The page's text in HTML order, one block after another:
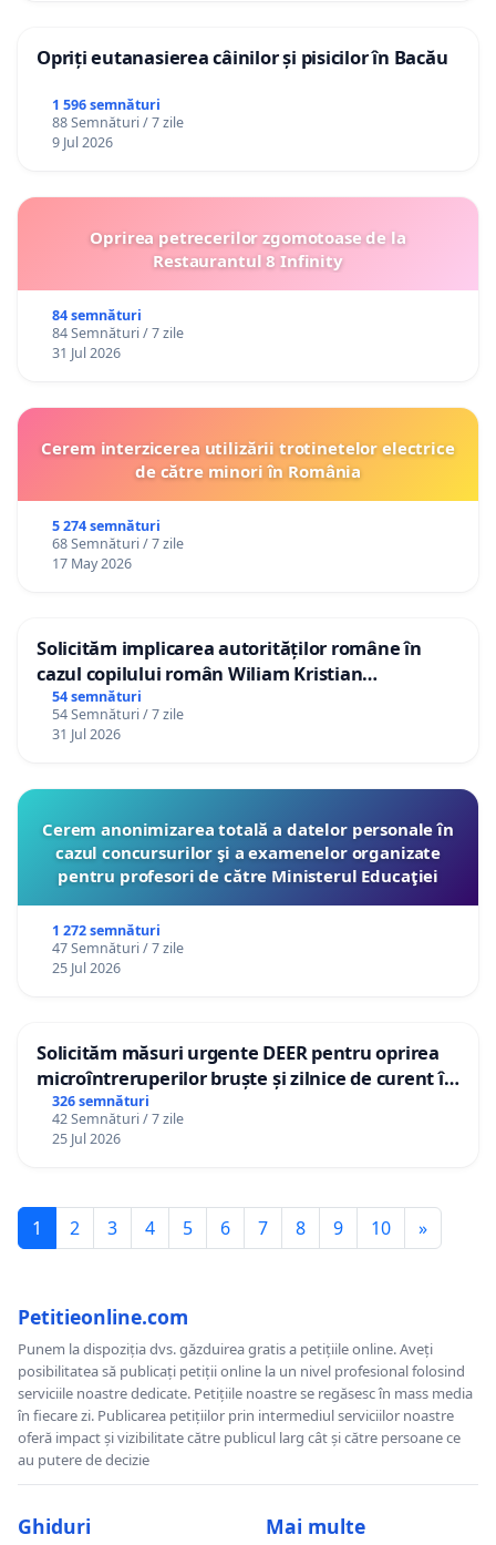
Opriți eutanasierea câinilor și pisicilor în Bacău
1 596 semnături
88 Semnături / 7 zile
9 Jul 2026
Oprirea petrecerilor zgomotoase de la
Restaurantul 8 Infinity
84 semnături
84 Semnături / 7 zile
31 Jul 2026
Cerem interzicerea utilizării trotinetelor electrice
de către minori în România
5 274 semnături
68 Semnături / 7 zile
17 May 2026
Solicităm implicarea autorităților române în
cazul copilului român Wiliam Kristian
Gheorghe, aflat în plasament în Danemarca de
12 ani
54 semnături
54 Semnături / 7 zile
31 Jul 2026
Cerem anonimizarea totală a datelor personale în
cazul concursurilor şi a examenelor organizate
pentru profesori de către Ministerul Educaţiei
1 272 semnături
47 Semnături / 7 zile
25 Jul 2026
Solicităm măsuri urgente DEER pentru oprirea
microîntreruperilor bruște și zilnice de curent în
Sâncraiu de Mureș și Nazna
326 semnături
42 Semnături / 7 zile
25 Jul 2026
1 2 3 4 5 6 7 8 9 10 »
Petitieonline.com
Punem la dispoziția dvs. găzduirea gratis a petițiile online. Aveți
posibilitatea să publicați petiții online la un nivel profesional folosind
serviciile noastre dedicate. Petițiile noastre se regăsesc în mass media
în fiecare zi. Publicarea petițiilor prin intermediul serviciilor noastre
oferă impact și vizibilitate către publicul larg cât și către persoane ce
au putere de decizie
Ghiduri Mai multe